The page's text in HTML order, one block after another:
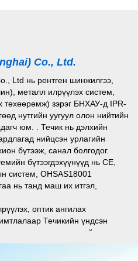
Co., Ltd.
Ltd нь рентген шинжилгээ,
металл илрүүлэх систем,
төхөөрөмж) зэрэг БНХАУ-д IPR-
нутгийн уугуул олон нийтийн
юм. . Течик нь дэлхийн
нийцсэн урлагийн
бүтээж, санал болгодог.
бүтээгдэхүүнүүд нь CE,
систем, OHSAS18001
нь танд маш их итгэл,
оптик ангилах
Течикийн үндсэн
хүчирхэг дизайн
сайжруулах замаар